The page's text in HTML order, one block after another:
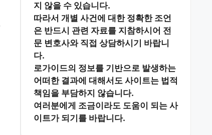
지 않을 수 있습니다.
따라서 개별 사건에 대한 정확한 조언
은 반드시 관련 자료를 지참하시어 전
문 변호사와 직접 상담하시기 바랍니
다.
로가이드의 정보를 기반으로 발생하는
어떠한 결과에 대해서도 사이트는 법적
책임을 부담하지 않습니다.
여러분에게 조금이라도 도움이 되는 사
이트가 되기를 바랍니다.